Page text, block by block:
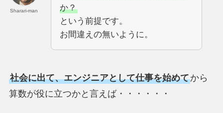
Sharari-man
か？
という前提です。
お間違えの無いように。
社会に出て、エンジニアとして仕事を始めてから
算数が役に立つかと言えば・・・・・・